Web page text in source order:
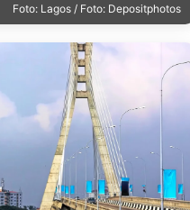
Foto: Lagos / Foto: Depositphotos